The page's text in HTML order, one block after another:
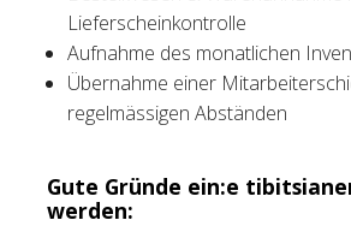
Lieferscheinkontrolle
Aufnahme des monatlichen
Übernahme einer
regelmässigen Abständen
Gute Gründe ein:e
werden: